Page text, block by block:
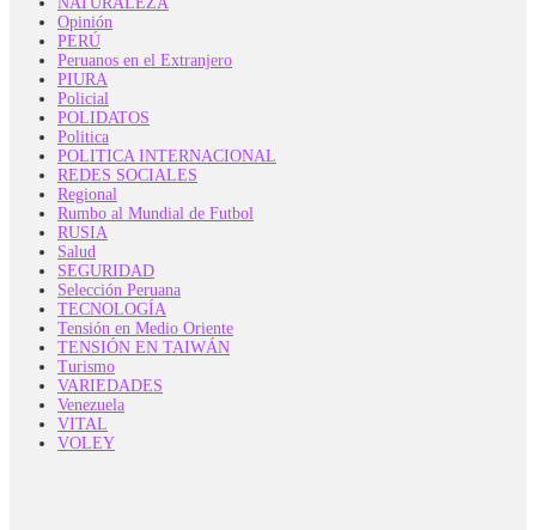
Opinión
PERÚ
Peruanos en el Extranjero
PIURA
Policial
POLIDATOS
Politica
POLITICA INTERNACIONAL
REDES SOCIALES
Regional
Rumbo al Mundial de Futbol
RUSIA
Salud
SEGURIDAD
Selección Peruana
TECNOLOGÍA
Tensión en Medio Oriente
TENSIÓN EN TAIWÁN
Turismo
VARIEDADES
Venezuela
VITAL
VOLEY